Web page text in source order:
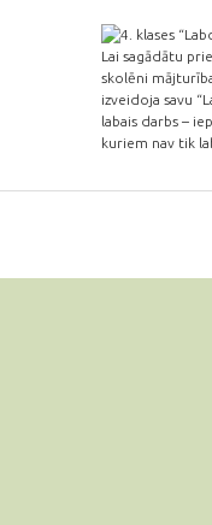
Lai sagādātu
skolēni
izveidoja savu
labais darbs –
kuriem nav tik